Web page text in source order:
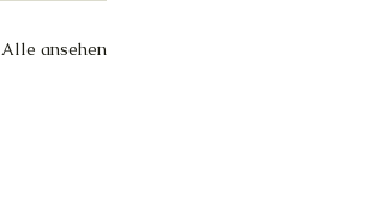
Alle ansehen